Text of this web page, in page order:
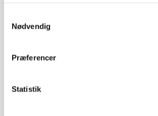
Nødvendig
Præferencer
Statistik
Download vores Europcar app til din